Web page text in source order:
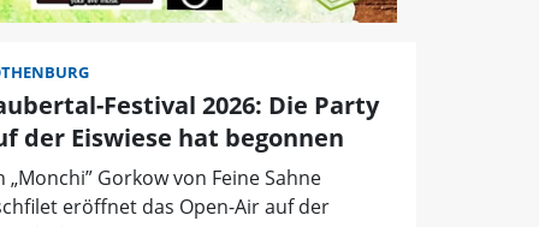
Festival 2026: Die Party
der Eiswiese hat begonnen
„Monchi” Gorkow von Feine Sahne
eröffnet das Open-Air auf der